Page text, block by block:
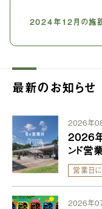
2024年12月の施設
最新のお知らせ
2026年
2026年
ンド営
営業日
2026年